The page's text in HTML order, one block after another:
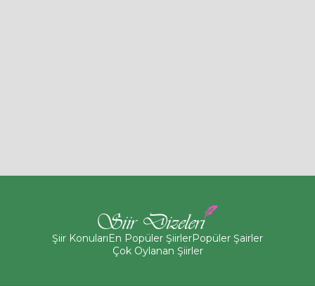
Şiir KonularıEn Popüler ŞiirlerPopüler Şairler
Çok Oylanan Şiirler